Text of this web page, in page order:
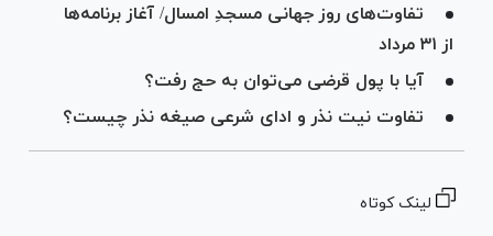
تفاوت‌های روز جهانی مسجدِ امسال/ آغاز برنامه‌ها
از ۳۱ مرداد
آیا با پول قرضی می‌توان به حج رفت؟
تفاوت نیت نذر و ادای شرعی صیغه نذر چیست؟
لینک کوتاه